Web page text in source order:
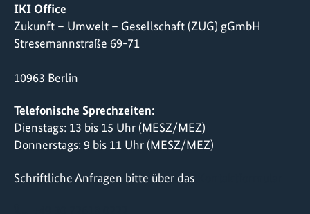
IKI Office
Zukunft – Umwelt – Gesellschaft (ZUG) gGmbH
Stresemannstraße 69-71
10963 Berlin
Telefonische Sprechzeiten:
Dienstags: 13 bis 15 Uhr (MESZ/MEZ)
Donnerstags: 9 bis 11 Uhr (MESZ/MEZ)
Schriftliche Anfragen bitte über das